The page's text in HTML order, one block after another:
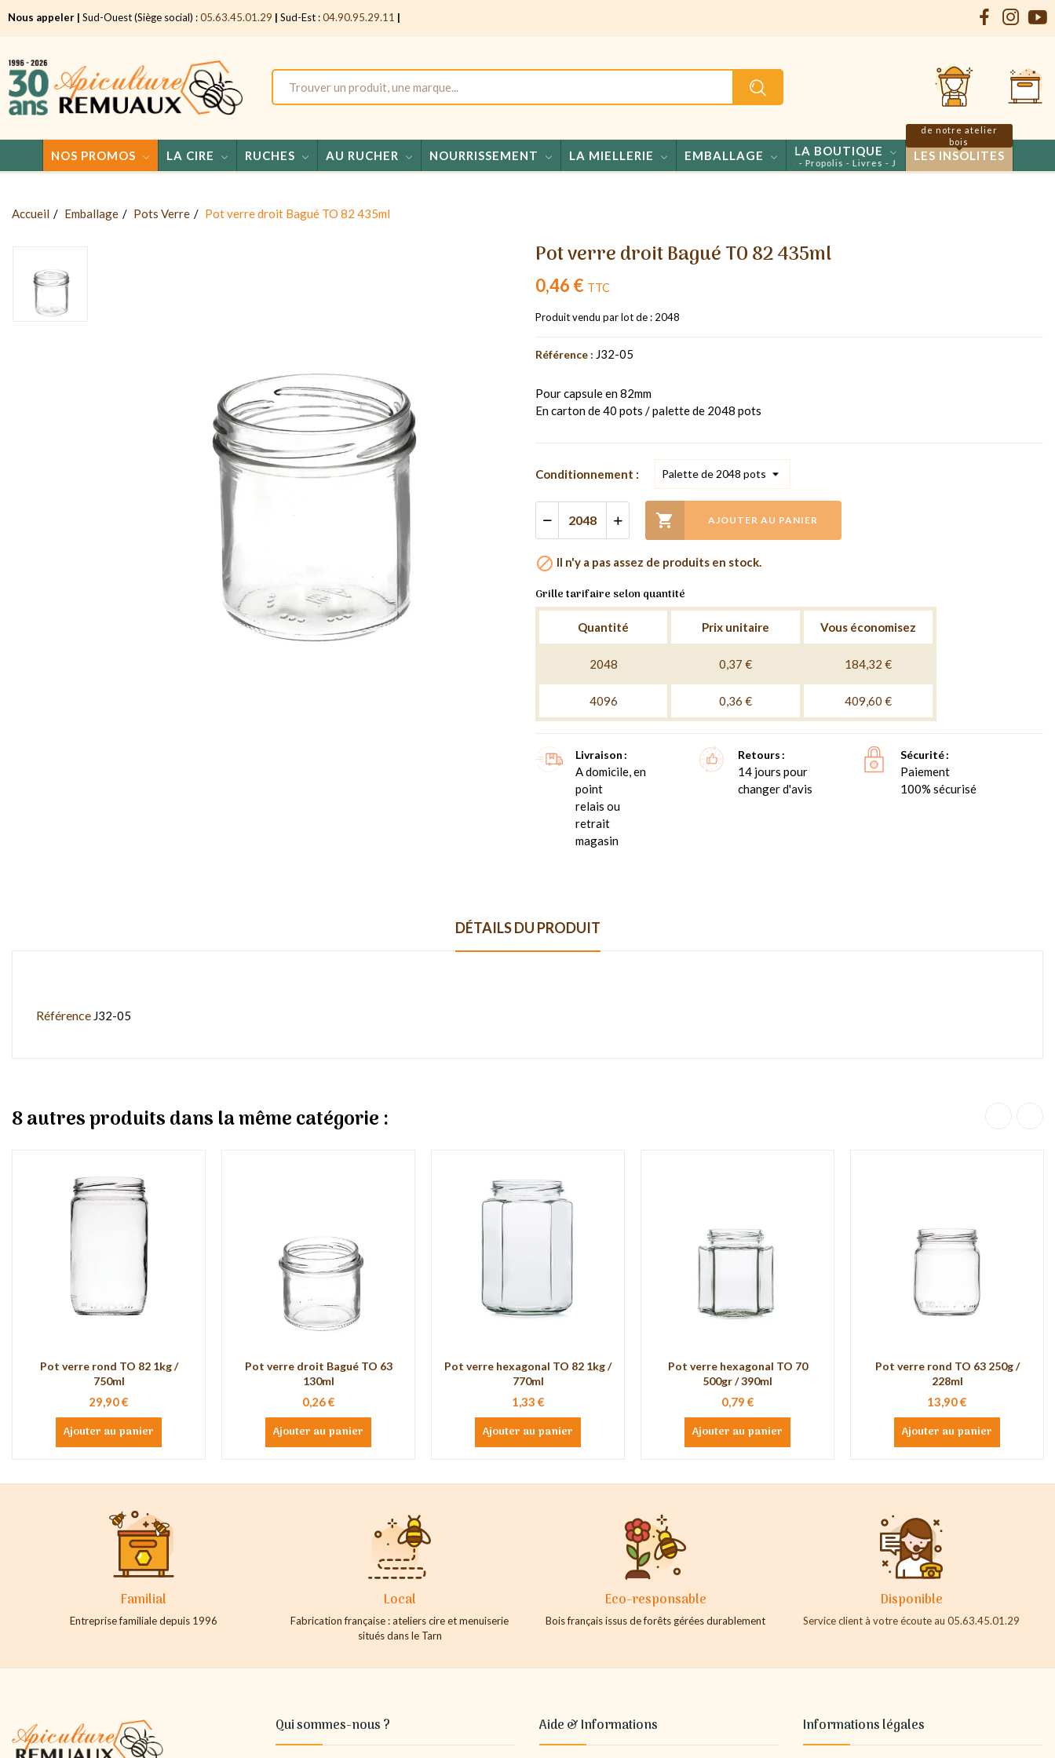
Nous appeler | Sud-Ouest (Siège social) :05.63.45.01.29 | Sud-Est :04.90.95.29.11 |
NOS PROMOS LA CIRE RUCHES AU RUCHER NOURRISSEMENT LA MIELLERIE EMBALLAGE LA BOUTIQUE
Miels - Confiseries - Propolis - Livres - Jeux
LES INSOLITES
de notre atelier
bois
Accueil Emballage Pots Verre Pot verre droit Bagué TO 82 435ml
Pot verre droit Bagué TO 82 435ml
0,46 € TTC
Produit vendu par lot de : 2048
Référence : J32-05
Pour capsule en 82mm
En carton de 40 pots / palette de 2048 pots
Conditionnement :
 AJOUTER AU PANIER
 Il n'y a pas assez de produits en stock.
Grille tarifaire selon quantité
Quantité Prix unitaire Vous économisez
2048 0,37 € 184,32 €
4096 0,36 € 409,60 €
Livraison
A domicile, en
point
relais ou
retrait
magasin
Retours
14 jours pour
changer d'avis
Sécurité
Paiement
100% sécurisé
DÉTAILS DU PRODUIT
Référence J32-05
8 autres produits dans la même catégorie :
Pot verre rond TO 82 1kg /
750ml
29,90 €
Ajouter au panier
Pot verre droit Bagué TO 63
130ml
0,26 €
Ajouter au panier
Pot verre hexagonal TO 82 1kg /
770ml
1,33 €
Ajouter au panier
Pot verre hexagonal TO 70
500gr / 390ml
0,79 €
Ajouter au panier
Pot verre rond TO 63 250g /
228ml
13,90 €
Ajouter au panier
Familial
Entreprise familiale depuis 1996
Local
Fabrication française : ateliers cire et menuiserie
situés dans le Tarn
Eco-responsable
Bois français issus de forêts gérées durablement
Disponible
Service client à votre écoute au 05.63.45.01.29
Qui sommes-nous ? Aide & Informations Informations légales